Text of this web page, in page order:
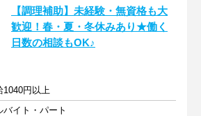
【調理補助】未経験・無資格も大
歓迎！春・夏・冬休みあり★働く
日数の相談もOK♪
1040円以上
バイト・パート